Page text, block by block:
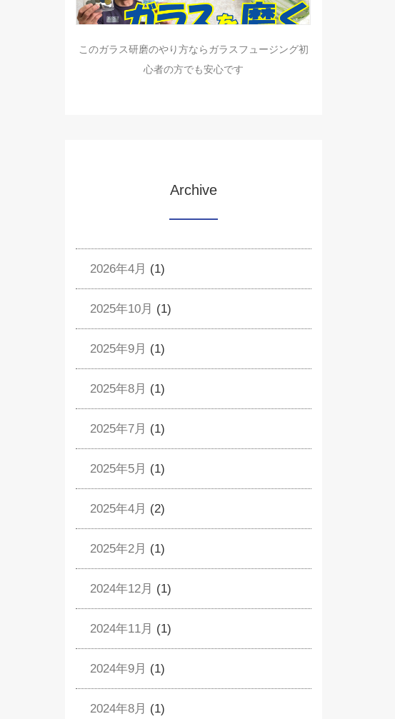
このガラス研磨のやり方ならガラスフュージング初
心者の方でも安心です
Archive
2026年4月 (1)
2025年10月 (1)
2025年9月 (1)
2025年8月 (1)
2025年7月 (1)
2025年5月 (1)
2025年4月 (2)
2025年2月 (1)
2024年12月 (1)
2024年11月 (1)
2024年9月 (1)
2024年8月 (1)